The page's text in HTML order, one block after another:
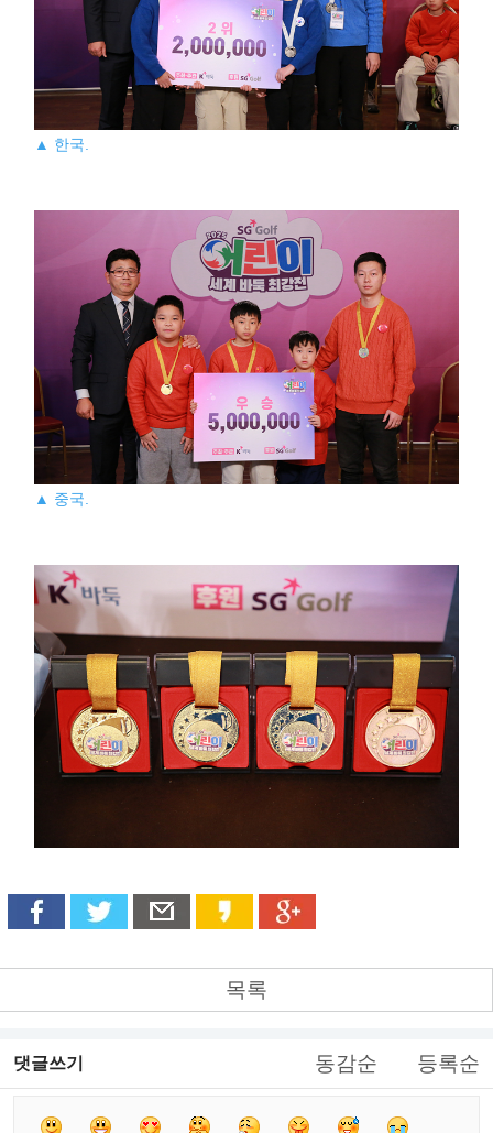
▲ 한국.
▲ 중국.
목록
댓글쓰기 동감순 등록순